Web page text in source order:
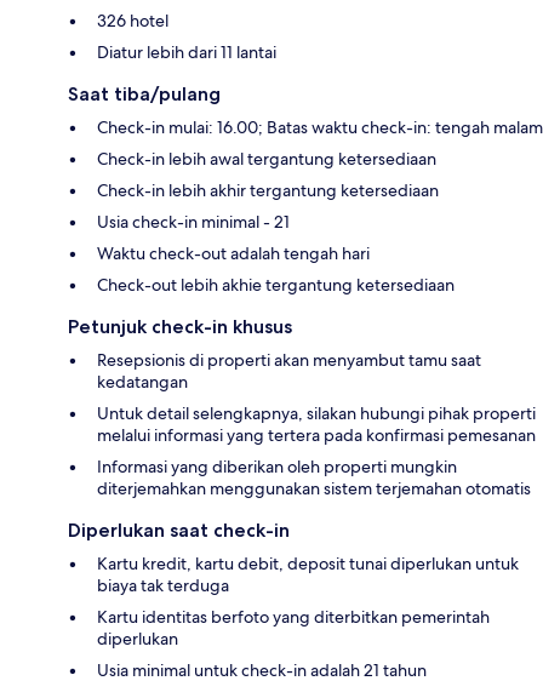
326 hotel
Diatur lebih dari 11 lantai
Saat tiba/pulang
Check-in mulai: 16.00; Batas waktu check-in: tengah malam
Check-in lebih awal tergantung ketersediaan
Check-in lebih akhir tergantung ketersediaan
Usia check-in minimal - 21
Waktu check-out adalah tengah hari
Check-out lebih akhie tergantung ketersediaan
Petunjuk check-in khusus
Resepsionis di properti akan menyambut tamu saat
kedatangan
Untuk detail selengkapnya, silakan hubungi pihak properti
melalui informasi yang tertera pada konfirmasi pemesanan
Informasi yang diberikan oleh properti mungkin
diterjemahkan menggunakan sistem terjemahan otomatis
Diperlukan saat check-in
Kartu kredit, kartu debit, deposit tunai diperlukan untuk
biaya tak terduga
Kartu identitas berfoto yang diterbitkan pemerintah
diperlukan
Usia minimal untuk check-in adalah 21 tahun